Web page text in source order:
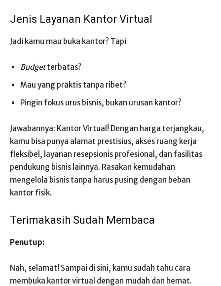
Jenis Layanan Kantor Virtual
Jadi kamu mau buka kantor? Tapi
Budgetterbatas?
Mau yang praktis tanpa ribet?
Pingin fokus urus bisnis, bukan urusan kantor?
Jawabannya: Kantor Virtual! Dengan harga terjangkau,
kamu bisa punya alamat prestisius, akses ruang kerja
fleksibel, layanan resepsionis profesional, dan fasilitas
pendukung bisnis lainnya. Rasakan kemudahan
mengelola bisnis tanpa harus pusing dengan beban
kantor fisik.
Terimakasih Sudah Membaca
Penutup:
Nah, selamat! Sampai di sini, kamu sudah tahu cara
membuka kantor virtual dengan mudah dan hemat.